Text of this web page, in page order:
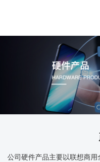
公司硬件产品主要以联想商